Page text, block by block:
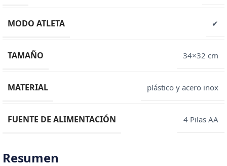
MODO ATLETA ✔
TAMAÑO 34×32 cm
MATERIAL plástico y acero inox
FUENTE DE ALIMENTACIÓN 4 Pilas AA
Resumen